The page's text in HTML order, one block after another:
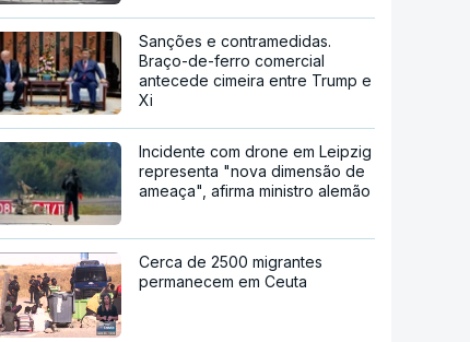
Sanções e contramedidas.
Braço-de-ferro comercial
antecede cimeira entre Trump e
Xi
Incidente com drone em Leipzig
representa "nova dimensão de
ameaça", afirma ministro alemão
Cerca de 2500 migrantes
permanecem em Ceuta